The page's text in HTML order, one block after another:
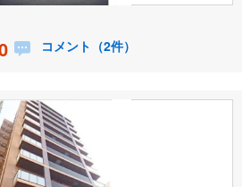
コメント（2件）